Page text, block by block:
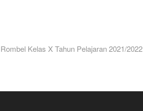
Kelas X Tahun Pelajaran 2021/2022